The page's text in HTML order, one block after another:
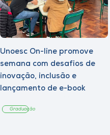
Unoesc On-line promove
semana com desafios de
inovação, inclusão e
lançamento de e-book
Graduação